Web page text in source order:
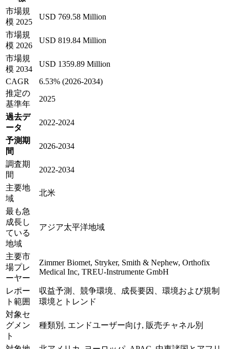
市場規
模 2025
USD 769.58 Million
市場規
模 2026
USD 819.84 Million
市場規
模 2034
USD 1359.89 Million
CAGR
6.53% (2026-2034)
推定の
基準年
2025
過去デ
ータ
2022-2024
予測期
間
2026-2034
調査期
間
2022-2034
主要地
域
北米
最も急
成長し
ている
地域
アジア太平洋地域
主要市
場プレ
ーヤー
Zimmer Biomet, Stryker, Smith & Nephew, Orthofix
Medical Inc, TREU-Instrumente GmbH
レポー
ト範囲
収益予測、競争環境、成長要因、環境および規制
環境とトレンド
対象セ
グメン
ト
種類別, エンドユーザー向け, 販売チャネル別